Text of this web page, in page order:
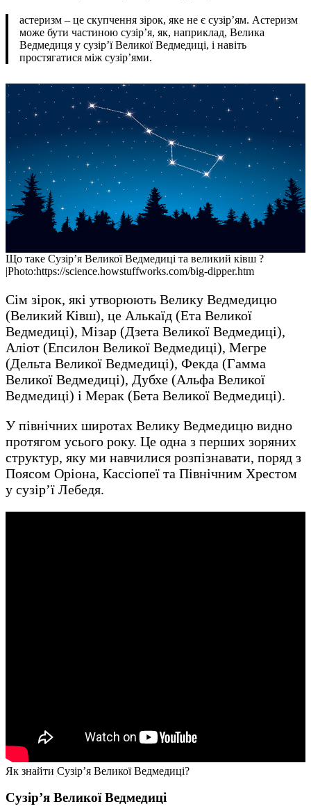
астеризм – це скупчення зірок, яке не є сузір’ям. Астеризм
може бути частиною сузір’я, як, наприклад, Велика
Ведмедиця у сузір’ї Великої Ведмедиці, і навіть
простягатися між сузір’ями.
Що таке Сузір’я Великої Ведмедиці та великий ківш ?
|Photo:https://science.howstuffworks.com/big-dipper.htm
Сім зірок, які утворюють Велику Ведмедицю
(Великий Ківш), це Алькаїд (Ета Великої
Ведмедиці), Мізар (Дзета Великої Ведмедиці),
Аліот (Епсилон Великої Ведмедиці), Мегре
(Дельта Великої Ведмедиці), Фекда (Гамма
Великої Ведмедиці), Дубхе (Альфа Великої
Ведмедиці) і Мерак (Бета Великої Ведмедиці).
У північних широтах Велику Ведмедицю видно
протягом усього року. Це одна з перших зоряних
структур, яку ми навчилися розпізнавати, поряд з
Поясом Оріона, Кассіопеї та Північним Хрестом
у сузір’ї Лебедя.
Як знайти Сузір’я Великої Ведмедиці?
Сузір’я Великої Ведмедиці